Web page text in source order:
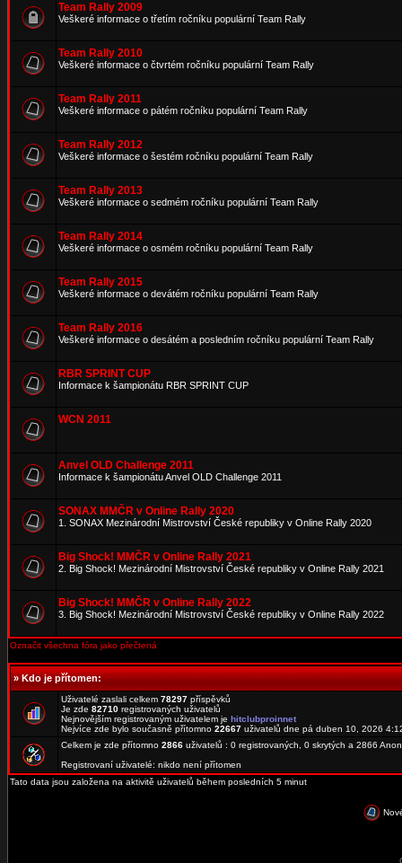
Team Rally 2009
Veškeré informace o třetím ročníku populární Team Rally
Team Rally 2010
Veškeré informace o čtvrtém ročníku populární Team Rally
Team Rally 2011
Veškeré informace o pátém ročníku populární Team Rally
Team Rally 2012
Veškeré informace o šestém ročníku populární Team Rally
Team Rally 2013
Veškeré informace o sedmém ročníku populární Team Rally
Team Rally 2014
Veškeré informace o osmém ročníku populární Team Rally
Team Rally 2015
Veškeré informace o devátém ročníku populární Team Rally
Team Rally 2016
Veškeré informace o desátém a posledním ročníku populární Team Rally
RBR SPRINT CUP
Informace k šampionátu RBR SPRINT CUP
WCN 2011
Anvel OLD Challenge 2011
Informace k šampionátu Anvel OLD Challenge 2011
SONAX MMČR v Online Rally 2020
1. SONAX Mezinárodní Mistrovství České republiky v Online Rally 2020
Big Shock! MMČR v Online Rally 2021
2. Big Shock! Mezinárodní Mistrovství České republiky v Online Rally 2021
Big Shock! MMČR v Online Rally 2022
3. Big Shock! Mezinárodní Mistrovství České republiky v Online Rally 2022
Označit všechna fóra jako přečtená
»Kdo je přítomen:
Uživatelé zaslali celkem 78297 příspěvků
Je zde 82710 registrovaných uživatelů
Nejnovějším registrovaným uživatelem je hitclubproinnet
Nejvíce zde bylo současně přítomno 22667 uživatelů dne pá duben 10, 2026
Celkem je zde přítomno 2866 uživatelů : 0 registrovaných, 0 skrytých a 2866
Registrovaní uživatelé: nikdo není přítomen
Tato data jsou založena na aktivitě uživatelů během posledních 5 minut